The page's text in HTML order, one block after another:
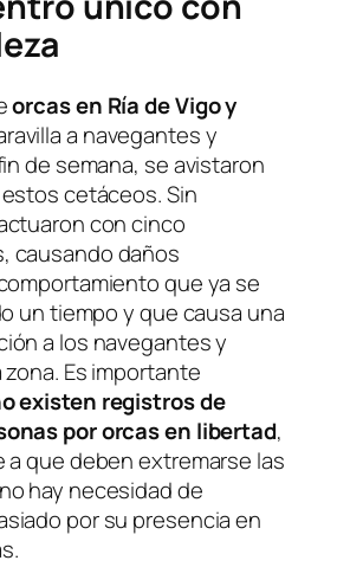
orcas en Ría de Vigo y
a navegantes y
de semana, se avistaron
cetáceos. Sin
con cinco
causando daños
que ya se
un tiempo y que causa una
a los navegantes y
Es importante
existen registros de
por orcas en libertad,
a que deben extremarse las
hay necesidad de
por su presencia en